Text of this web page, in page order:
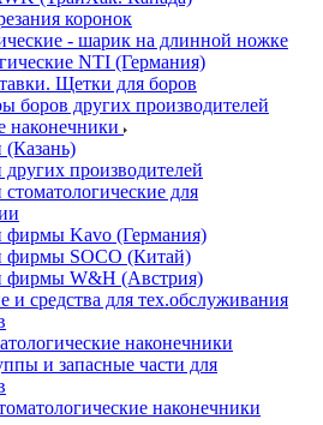
коронок
- шарик на длинной ножке
NTI (Германия)
Щетки для боров
боров других производителей
наконечники
производителей
для
фирмы Kavo (Германия)
фирмы SOCO (Китай)
фирмы W&H (Австрия)
и средства для тех.обслуживания
наконечники
и запасные части для
наконечники